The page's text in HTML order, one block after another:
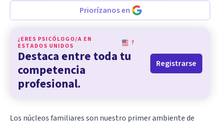
Priorízanos en
¿ERES PSICÓLOGO/A EN
ESTADOS UNIDOS
?
Destaca entre toda tu
competencia
profesional.
Registrarse
Los núcleos familiares son nuestro primer ambiente de